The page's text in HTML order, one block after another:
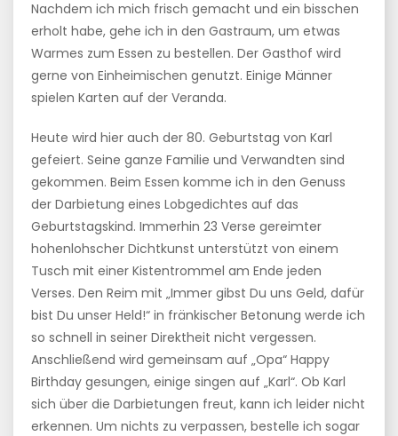
Nachdem ich mich frisch gemacht und ein bisschen
erholt habe, gehe ich in den Gastraum, um etwas
Warmes zum Essen zu bestellen. Der Gasthof wird
gerne von Einheimischen genutzt. Einige Männer
spielen Karten auf der Veranda.
Heute wird hier auch der 80. Geburtstag von Karl
gefeiert. Seine ganze Familie und Verwandten sind
gekommen. Beim Essen komme ich in den Genuss
der Darbietung eines Lobgedichtes auf das
Geburtstagskind. Immerhin 23 Verse gereimter
hohenlohscher Dichtkunst unterstützt von einem
Tusch mit einer Kistentrommel am Ende jeden
Verses. Den Reim mit „Immer gibst Du uns Geld, dafür
bist Du unser Held!“ in fränkischer Betonung werde ich
so schnell in seiner Direktheit nicht vergessen.
Anschließend wird gemeinsam auf „Opa“ Happy
Birthday gesungen, einige singen auf „Karl“. Ob Karl
sich über die Darbietungen freut, kann ich leider nicht
erkennen. Um nichts zu verpassen, bestelle ich sogar